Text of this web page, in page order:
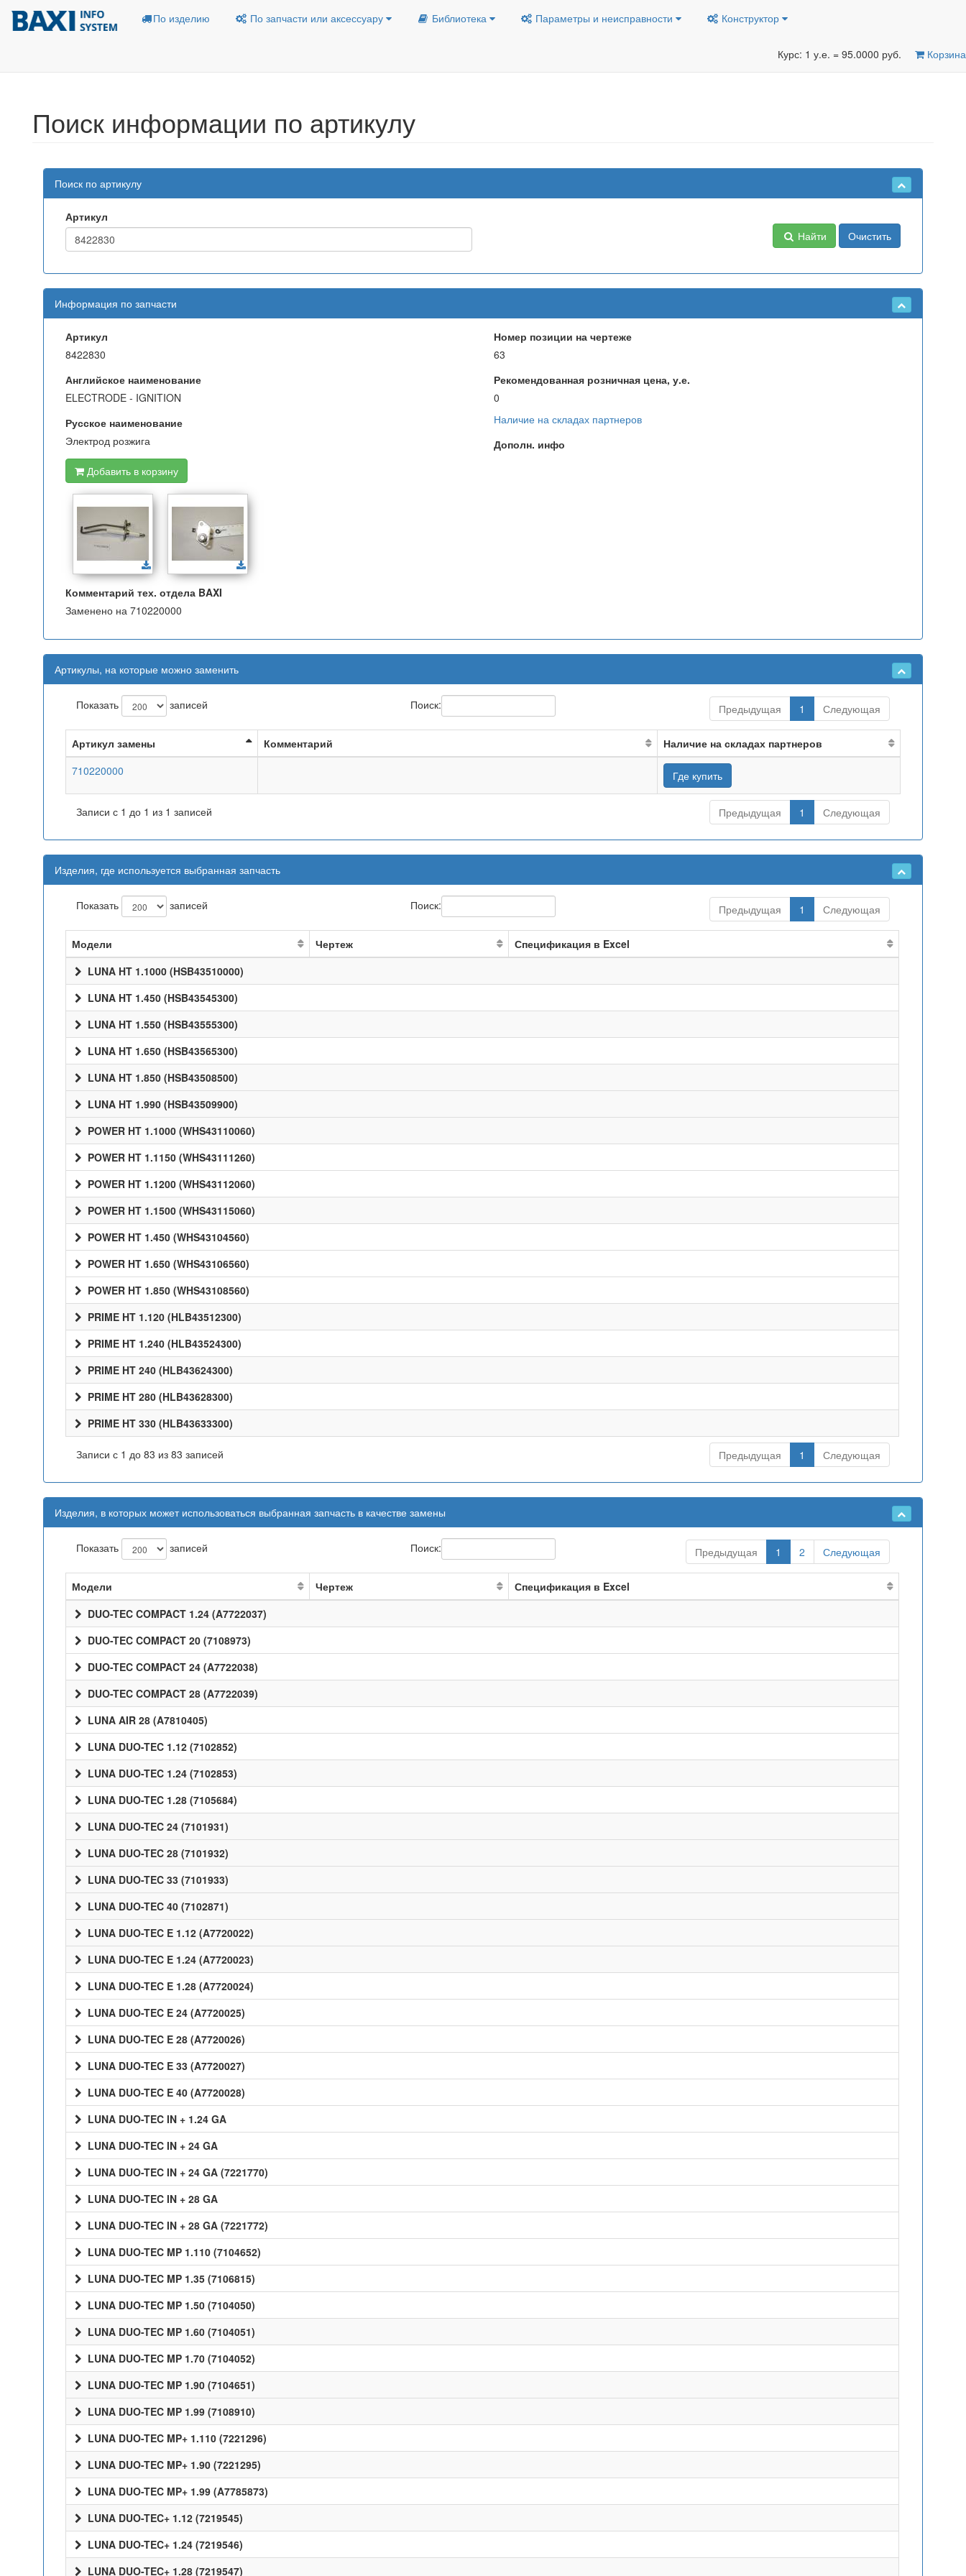
По изделию По запчасти или аксессуару Библиотека Параметры и неисправности Конструктор
Курс: 1 у.е. = 95.0000 руб. Корзина
Поиск информации по артикулу
Поиск по артикулу
Артикул
Найти
Очистить
Информация по запчасти
Артикул
8422830
Английское наименование
ELECTRODE - IGNITION
Русское наименование
Электрод розжига
Добавить в корзину
Номер позиции на чертеже
63
Рекомендованная розничная цена, у.е.
0
Наличие на складах партнеров
Дополн. инфо
Комментарий тех. отдела BAXI
Заменено на 710220000
Артикулы, на которые можно заменить
Показать записей Поиск: Предыдущая 1 Следующая
Артикул замены Комментарий
Наличие на складах партнеров
710220000
Где купить
Записи с 1 до 1 из 1 записей Предыдущая 1 Следующая
Изделия, где используется выбранная запчасть
Показать записей Поиск: Предыдущая 1 Следующая
Модели Чертеж
Спецификация в Excel
LUNA HT 1.1000 (HSB43510000)
LUNA HT 1.450 (HSB43545300)
LUNA HT 1.550 (HSB43555300)
LUNA HT 1.650 (HSB43565300)
LUNA HT 1.850 (HSB43508500)
LUNA HT 1.990 (HSB43509900)
POWER HT 1.1000 (WHS43110060)
POWER HT 1.1150 (WHS43111260)
POWER HT 1.1200 (WHS43112060)
POWER HT 1.1500 (WHS43115060)
POWER HT 1.450 (WHS43104560)
POWER HT 1.650 (WHS43106560)
POWER HT 1.850 (WHS43108560)
PRIME HT 1.120 (HLB43512300)
PRIME HT 1.240 (HLB43524300)
PRIME HT 240 (HLB43624300)
PRIME HT 280 (HLB43628300)
PRIME HT 330 (HLB43633300)
Записи с 1 до 83 из 83 записей Предыдущая 1 Следующая
Изделия, в которых может использоваться выбранная запчасть в качестве замены
Показать записей Поиск: Предыдущая 1 2 Следующая
Модели Чертеж
Спецификация в Excel
DUO-TEC COMPACT 1.24 (A7722037)
DUO-TEC COMPACT 20 (7108973)
DUO-TEC COMPACT 24 (A7722038)
DUO-TEC COMPACT 28 (A7722039)
LUNA AIR 28 (A7810405)
LUNA DUO-TEC 1.12 (7102852)
LUNA DUO-TEC 1.24 (7102853)
LUNA DUO-TEC 1.28 (7105684)
LUNA DUO-TEC 24 (7101931)
LUNA DUO-TEC 28 (7101932)
LUNA DUO-TEC 33 (7101933)
LUNA DUO-TEC 40 (7102871)
LUNA DUO-TEC E 1.12 (A7720022)
LUNA DUO-TEC E 1.24 (A7720023)
LUNA DUO-TEC E 1.28 (A7720024)
LUNA DUO-TEC E 24 (A7720025)
LUNA DUO-TEC E 28 (A7720026)
LUNA DUO-TEC E 33 (A7720027)
LUNA DUO-TEC E 40 (A7720028)
LUNA DUO-TEC IN + 1.24 GA
LUNA DUO-TEC IN + 24 GA
LUNA DUO-TEC IN + 24 GA (7221770)
LUNA DUO-TEC IN + 28 GA
LUNA DUO-TEC IN + 28 GA (7221772)
LUNA DUO-TEC MP 1.110 (7104652)
LUNA DUO-TEC MP 1.35 (7106815)
LUNA DUO-TEC MP 1.50 (7104050)
LUNA DUO-TEC MP 1.60 (7104051)
LUNA DUO-TEC MP 1.70 (7104052)
LUNA DUO-TEC MP 1.90 (7104651)
LUNA DUO-TEC MP 1.99 (7108910)
LUNA DUO-TEC MP+ 1.110 (7221296)
LUNA DUO-TEC MP+ 1.90 (7221295)
LUNA DUO-TEC MP+ 1.99 (A7785873)
LUNA DUO-TEC+ 1.12 (7219545)
LUNA DUO-TEC+ 1.24 (7219546)
LUNA DUO-TEC+ 1.28 (7219547)